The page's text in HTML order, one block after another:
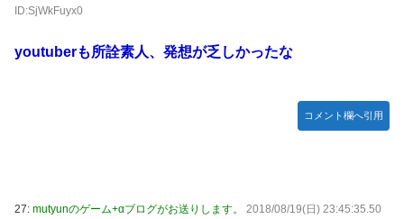
ID:SjWkFuyx0
youtuberも所詮素人、発想が乏しかったな
コメント欄へ引用
27: mutyunのゲーム+αブログがお送りします。
2018/08/19(日) 23:45:35.50